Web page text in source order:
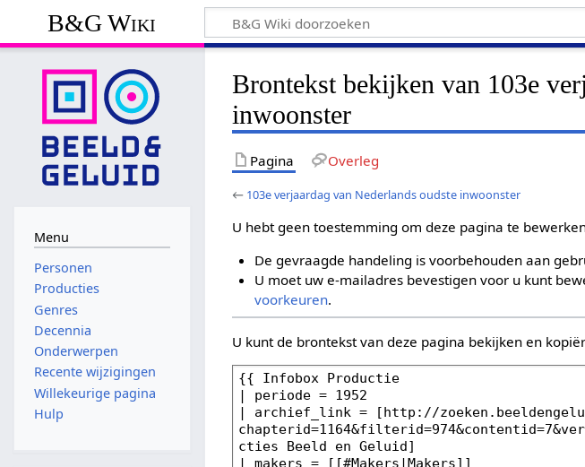
B&G Wiki
Brontekst bekijken van 103e
inwoonster
Pagina Overleg
← 103e verjaardag van Nederlands oudste inwoonster
U hebt geen toestemming om deze pagina te
De gevraagde handeling is voorbehouden aan
U moet uw e-mailadres bevestigen voor u kunt
voorkeuren.
U kunt de brontekst van deze pagina bekijken en
Menu
Personen
Producties
Genres
Decennia
Onderwerpen
Recente wijzigingen
Willekeurige pagina
Hulp